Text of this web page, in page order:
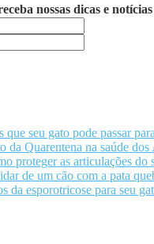
nossas dicas e notícias
que seu gato pode passar
da Quarentena na saúde
proteger as articulações do
de um cão com a pata
da esporotricose para seu